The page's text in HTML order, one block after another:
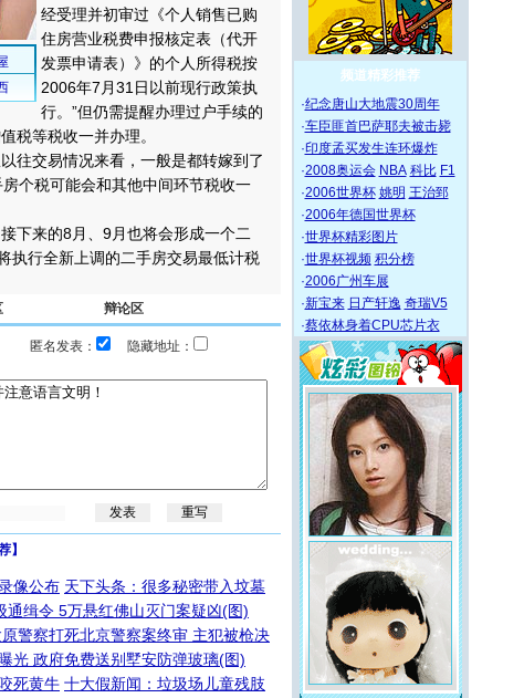
经受理并初审过《个人销售已购
住房营业税费申报核定表（代开
发票申请表）》的个人所得税按
2006年7月31日以前现行政策执
行。”但仍需提醒办理过户手续的
税等税收一并办理。
交易情况来看，一般是都转嫁到了
个税可能会和其他中间环节税收一
来的8月、9月也将会形成一个二
执行全新上调的二手房交易最低计税
辩论区
匿名发表：
隐藏地址：
】
像公布 天下头条：很多秘密带入坟墓
通缉令 5万悬红佛山灭门案疑凶(图)
原警察打死北京警察案终审 主犯被枪决
光 政府免费送别墅安防弹玻璃(图)
死黄牛 十大假新闻：垃圾场儿童残肢
频道精彩推荐
·纪念唐山大地震30周年
·车臣匪首巴萨耶夫被击毙
·印度孟买发生连环爆炸
·2008奥运会 NBA 科比 F1
·2006世界杯 姚明 王治郅
·2006年德国世界杯
·世界杯精彩图片
·世界杯视频 积分榜
·2006广州车展
·新宝来 日产轩逸 奇瑞V5
·蔡依林身着CPU芯片衣